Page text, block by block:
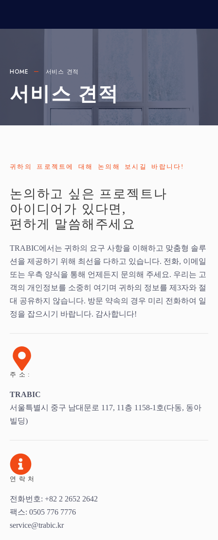
HOME 서비스 견적
서비스 견적
귀하의 프로젝트에 대해 논의해 보시길 바랍니다!
논의하고 싶은 프로젝트나
아이디어가 있다면,
편하게 말씀해주세요
TRABIC에서는 귀하의 요구 사항을 이해하고 맞춤형 솔루
션을 제공하기 위해 최선을 다하고 있습니다. 전화, 이메일
또는 우측 양식을 통해 언제든지 문의해 주세요. 우리는 고
객의 개인정보를 소중히 여기며 귀하의 정보를 제3자와 절
대 공유하지 않습니다. 방문 약속의 경우 미리 전화하여 일
정을 잡으시기 바랍니다. 감사합니다!
주소:
TRABIC
서울특별시 중구 남대문로 117, 11층 1158-1호(다동, 동아
빌딩)
연락처
전화번호: +82 2 2652 2642
팩스: 0505 776 7776
service@trabic.kr